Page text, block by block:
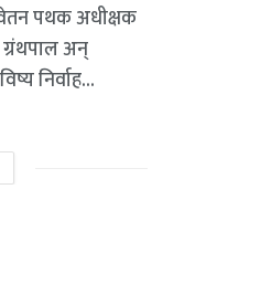
पथक अधीक्षक
अन्
निर्वाह...